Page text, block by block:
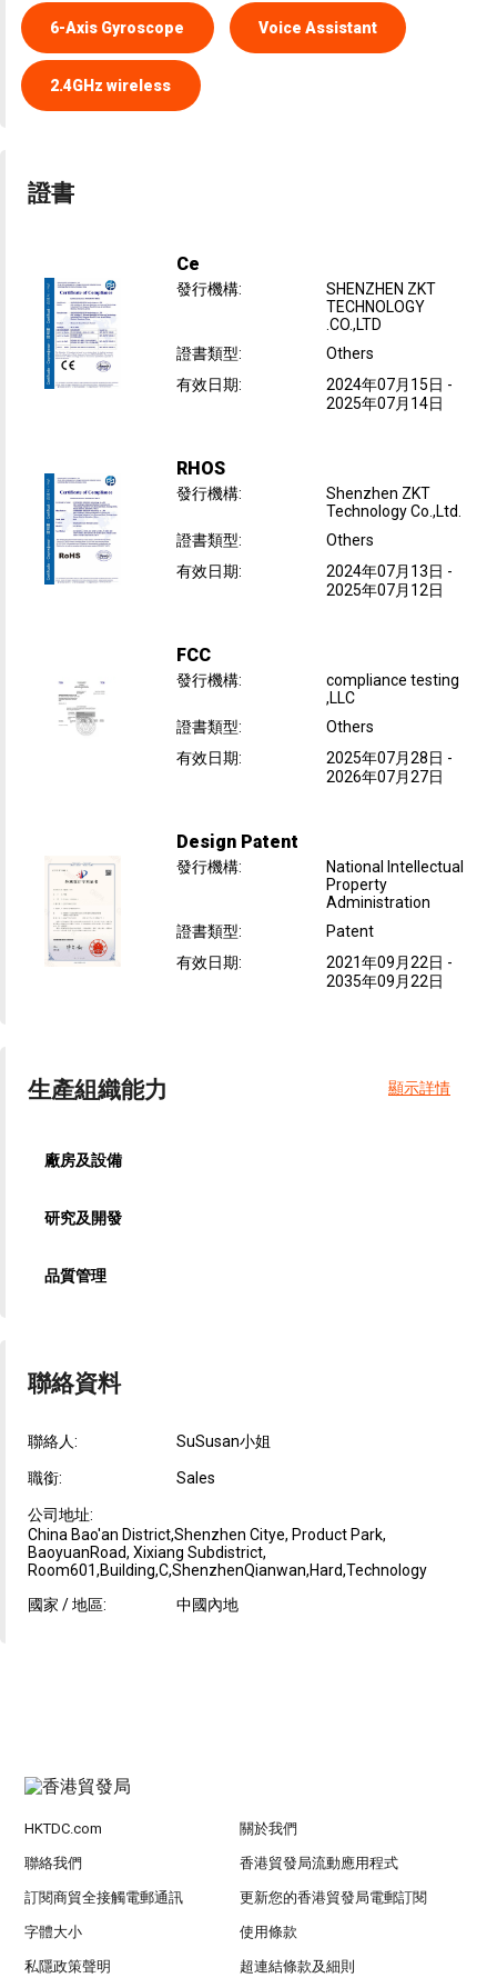
6-Axis Gyroscope Voice Assistant
2.4GHz wireless
證書
Ce
發行機構:
SHENZHEN ZKT
TECHNOLOGY
.CO.,LTD
證書類型:
Others
有效日期: 2024年07月15日 -
2025年07月14日
RHOS
發行機構:
Shenzhen ZKT
Technology Co.,Ltd.
證書類型:
Others
有效日期: 2024年07月13日 -
2025年07月12日
FCC
發行機構:
compliance testing
,LLC
證書類型:
Others
有效日期: 2025年07月28日 -
2026年07月27日
Design Patent
發行機構:
National Intellectual
Property
Administration
證書類型:
Patent
有效日期: 2021年09月22日 -
2035年09月22日
生產組織能力 顯示詳情
廠房及設備
研究及開發
品質管理
聯絡資料
聯絡人: SuSusan小姐
職銜: Sales
公司地址:
China Bao'an District,Shenzhen Citye, Product Park,
BaoyuanRoad, Xixiang Subdistrict,
Room601,Building,C,ShenzhenQianwan,Hard,Technology
國家 / 地區:
中國內地
HKTDC.com 關於我們
聯絡我們 香港貿發局流動應用程式
訂閱商貿全接觸電郵通訊 更新您的香港貿發局電郵訂閱
字體大小 使用條款
私隱政策聲明 超連結條款及細則